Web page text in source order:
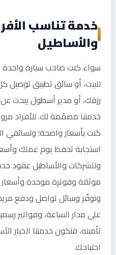
خدمة تناسب
والأساطيل
سواء كنت صاحب سيارة
للبيت، أو سائق تطبيق
رزقك، أو مدير أسطول يبحث
خدمتنا مصمّمة لك. للأفراد
كنت بأسعار واضحة؛ ولسائقي
استجابة تحفظ يوم عملك
وللشركات والأساطيل عقود
موثقة وفوترة موحدة
ونوفّر وسائل تواصل ودفع
على مدار الساعة، وفواتير
تأمينه، فتكون خدمتنا الخيار
احتياجك.